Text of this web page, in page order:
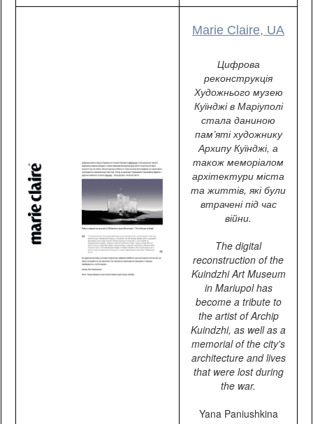
Marie Claire, UA
Цифрова
реконструкція
Художнього музею
Куїнджі в Маріуполі
стала даниною
пам’яті художнику
Архипу Куїнджі, а
також меморіалом
архітектури міста
та життів, які були
втрачені під час
війни.
The digital
reconstruction of the
Kuindzhi Art Museum
in Mariupol has
become a tribute to
the artist of Archip
Kuindzhi, as well as a
memorial of the city's
architecture and lives
that were lost during
the war.
Yana Paniushkina